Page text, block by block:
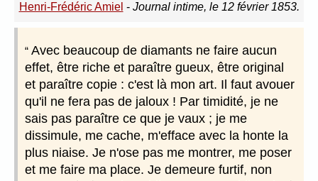
Henri-Frédéric Amiel - Journal intime, le 12 février 1853.
Avec beaucoup de diamants ne faire aucun
effet, être riche et paraître gueux, être original
et paraître copie : c'est là mon art. Il faut avouer
qu'il ne fera pas de jaloux ! Par timidité, je ne
sais pas paraître ce que je vaux ; je me
dissimule, me cache, m'efface avec la honte la
plus niaise. Je n'ose pas me montrer, me poser
et me faire ma place. Je demeure furtif, non